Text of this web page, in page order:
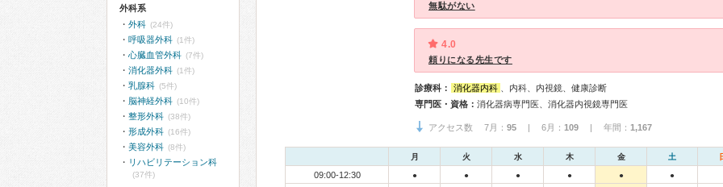
無駄がない
4.0
頼りになる先生です
診療科： 消化器内科
、内科、内視鏡、健康診断
専門医・資格： 消化器病専門医、消化器内視鏡専門医
アクセス数 7月： 95 | 6月： 109 | 年間： 1,167
月 火 水 木 金 土
09:00-12:30 ● ● ● ● ● ●
外科系
外科 (24件)
呼吸器外科 (1件)
心臓血管外科 (7件)
消化器外科 (1件)
乳腺科 (5件)
脳神経外科 (10件)
整形外科 (38件)
形成外科 (16件)
美容外科 (8件)
リハビリテーション科
(37件)